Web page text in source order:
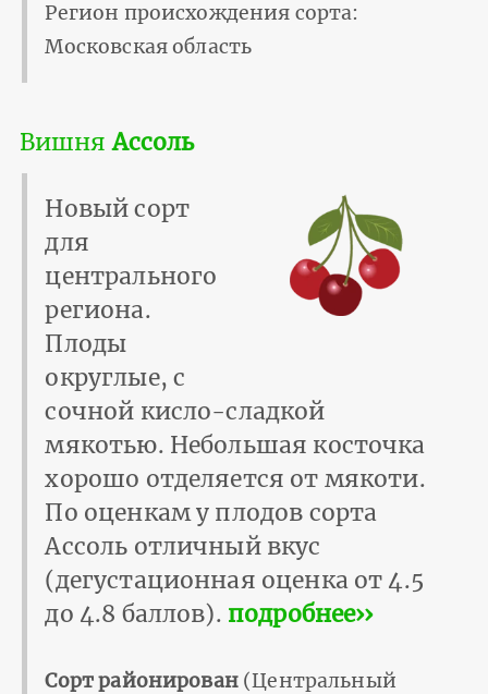
Регион происхождения сорта:
Московская область
ВишняАссоль
Новый сорт
для
центрального
региона.
Плоды
округлые, с
сочной кисло-сладкой
мякотью. Небольшая косточка
хорошо отделяется от мякоти.
По оценкам у плодов сорта
Ассоль отличный вкус
(дегустационная оценка от 4.5
до 4.8 баллов). подробнее››
Сорт районирован(Центральный